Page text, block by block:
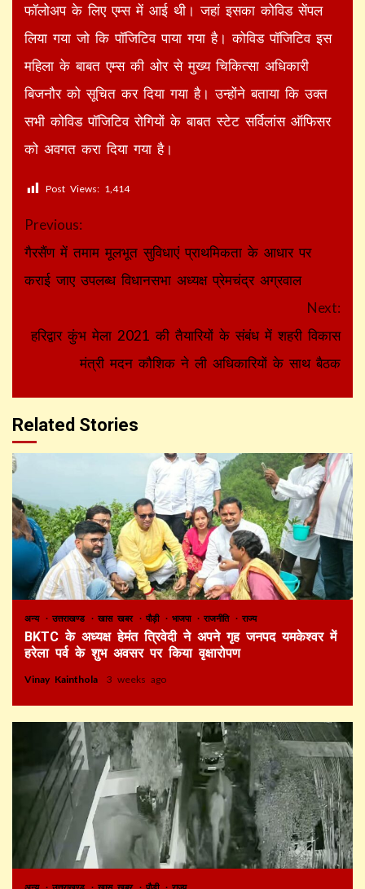
फॉलोअप के लिए एम्स में आई थी। जहां इसका कोविड सेंपल
लिया गया जो कि पॉजिटिव पाया गया है। कोविड पॉजिटिव इस
महिला के बाबत एम्स की ओर से मुख्य चिकित्सा अधिकारी
बिजनौर को सूचित कर दिया गया है। उन्होंने बताया कि उक्त
सभी कोविड पॉजिटिव रोगियों के बाबत स्टेट सर्विलांस ऑफिसर
को अवगत करा दिया गया है।
Post Views: 1,414
Continue
Reading
Previous:
गैरसैंण में तमाम मूलभूत सुविधाएं प्राथमिकता के आधार पर
कराई जाए उपलब्ध विधानसभा अध्यक्ष प्रेमचंद्र अग्रवाल
Next:
हरिद्वार कुंभ मेला 2021 की तैयारियों के संबंध में शहरी विकास
मंत्री मदन कौशिक ने ली अधिकारियों के साथ बैठक
Related Stories
अन्य उत्तराखण्ड खास खबर पौड़ी भाजपा राजनीति राज्य
BKTC के अध्यक्ष हेमंत त्रिवेदी ने अपने गृह जनपद यमकेश्वर में
हरेला पर्व के शुभ अवसर पर किया वृक्षारोपण
Vinay Kainthola 3 weeks ago
अन्य उत्तराखण्ड खास खबर पौड़ी राज्य